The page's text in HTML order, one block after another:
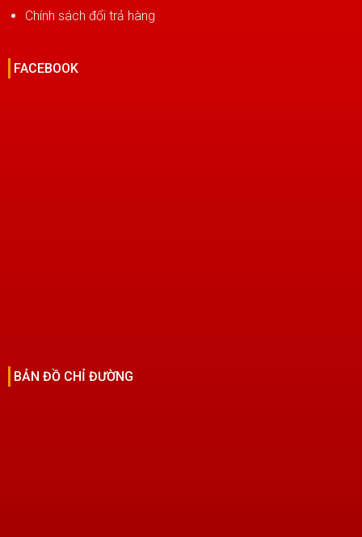
Chính sách đổi trả hàng
FACEBOOK
BẢN ĐỒ CHỈ ĐƯỜNG